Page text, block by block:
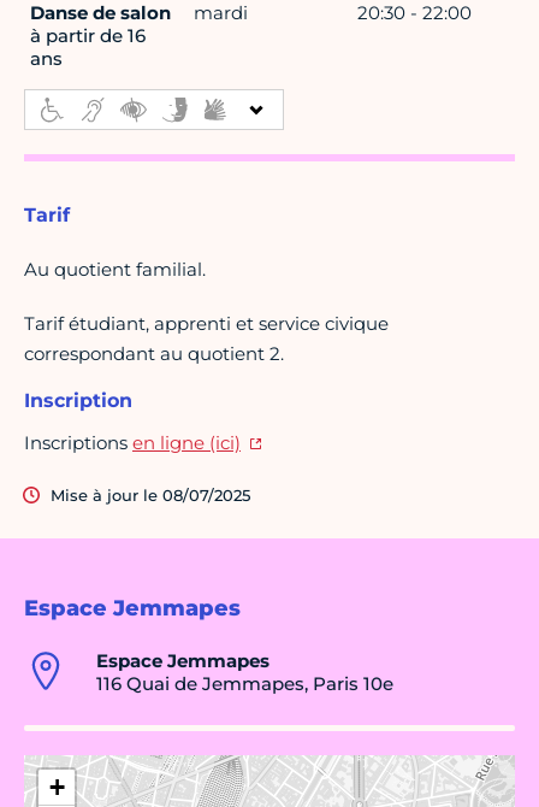
Espace Jemmapes
Espace Jemmapes
116 Quai de Jemmapes, Paris 10e
+
Danse de salon
à partir de 16
ans
mardi 20:30 - 22:00
Tarif
Au quotient familial.
Tarif étudiant, apprenti et service civique
correspondant au quotient 2.
Inscription
Inscriptions en ligne (ici)
Mise à jour le 08/07/2025